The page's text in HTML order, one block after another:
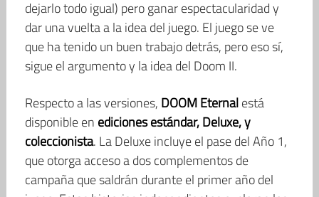
dejarlo todo igual) pero ganar espectacularidad y
dar una vuelta a la idea del juego. El juego se ve
que ha tenido un buen trabajo detrás, pero eso sí,
sigue el argumento y la idea del Doom II.
Respecto a las versiones, DOOM Eternalestá
disponible en ediciones estándar, Deluxe, y
coleccionista. La Deluxe incluye el pase del Año 1,
que otorga acceso a dos complementos de
campaña que saldrán durante el primer año del